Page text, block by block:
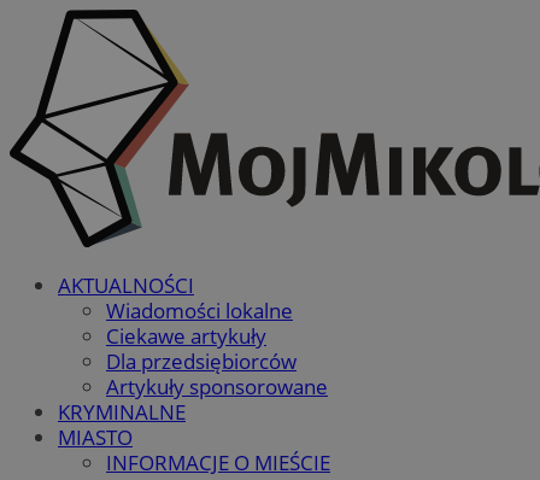
AKTUALNOŚCI
Wiadomości lokalne
Ciekawe artykuły
Dla przedsiębiorców
Artykuły sponsorowane
KRYMINALNE
MIASTO
INFORMACJE O MIEŚCIE